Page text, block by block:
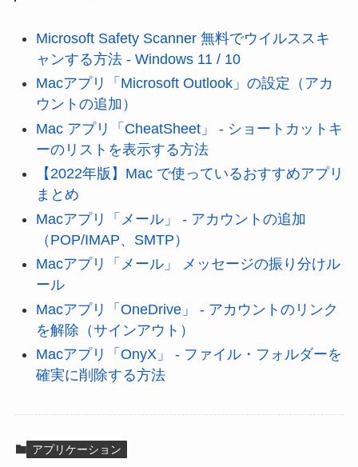
Microsoft Safety Scanner 無料でウイルススキ
ャンする方法 - Windows 11 / 10
Macアプリ「Microsoft Outlook」の設定（アカ
ウントの追加）
Mac アプリ「CheatSheet」 - ショートカットキ
ーのリストを表示する方法
【2022年版】Mac で使っているおすすめアプリ
まとめ
Macアプリ「メール」 - アカウントの追加
（POP/IMAP、SMTP）
Macアプリ「メール」 メッセージの振り分けル
ール
Macアプリ「OneDrive」 - アカウントのリンク
を解除（サインアウト）
Macアプリ「OnyX」 - ファイル・フォルダーを
確実に削除する方法
アプリケーション